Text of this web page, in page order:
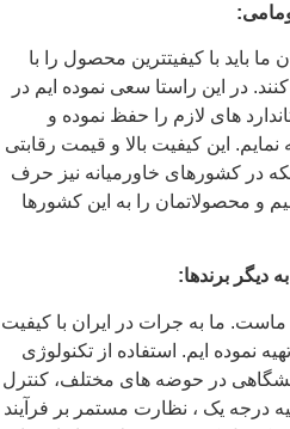
باید با کیفیت­ترین محصول را با
در این راستا سعی نموده ایم در
های لازم را حفظ نموده و
این کیفیت بالا و قیمت رقابتی
در کشورهای خاورمیانه نیز حرف
و محصولاتمان را به این کشورها
برندها:
ما به جرات در ایران با کیفیت
نموده ایم. استفاده از تکنولوژی
در حوضه های مختلف، کنترل
درجه یک ، نظارت مستمر بر فرآیند